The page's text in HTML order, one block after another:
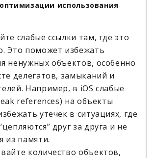
использования
слабые ссылки там, где это
Это поможет избежать
ненужных объектов, особенно
делегатов, замыканий и
Например, в iOS слабые
references) на объекты
утечек в ситуациях, где
друг за друга и не
из памяти.
количество объектов,